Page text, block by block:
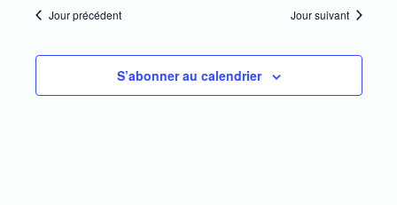
Sites amis
Musique !
Presse & Co
date.Jour précédent Jour suivant
S’abonner au calendrier